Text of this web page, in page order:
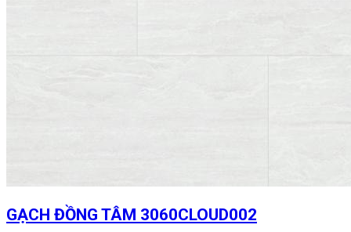
GẠCH ĐỒNG TÂM 3060CLOUD002